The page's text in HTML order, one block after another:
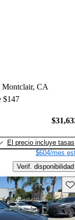
Montclair, CA
$147
El precio incluye tasas
$604/mes
Verif. disponibilidad